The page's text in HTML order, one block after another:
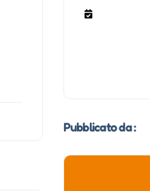
Pubblicato da :